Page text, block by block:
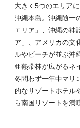
大きく5つのエリア
沖縄本島。沖縄随一
エリア」、沖縄の神
ア」、アメリカの文
ルやビーチが並ぶ沖
亜熱帯林が広がるネ
冬問わず一年中マリ
的なリゾートホテル
ら南国リゾートを満